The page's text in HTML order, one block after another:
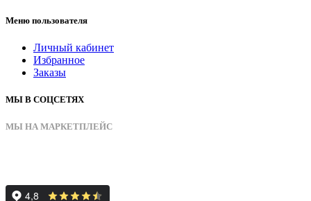
Меню пользователя
Личный кабинет
Избранное
Заказы
МЫ В СОЦСЕТЯХ
МЫ НА МАРКЕТПЛЕЙС